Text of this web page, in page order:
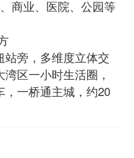
商业、医院、公园等
站旁，多维度立体交
区一小时生活圈，
，一桥通主城，约20